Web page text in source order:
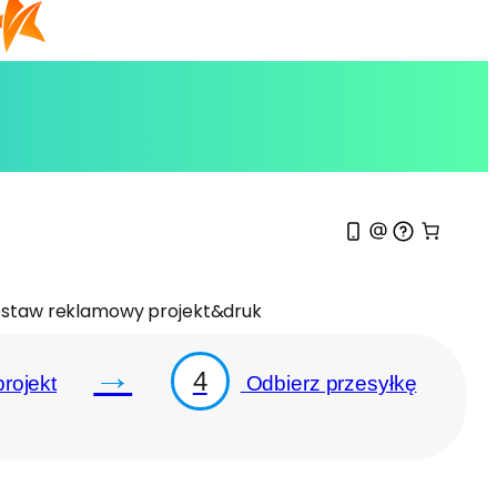
reklamowy projekt&druk
→ 4 Odbierz przesyłkę